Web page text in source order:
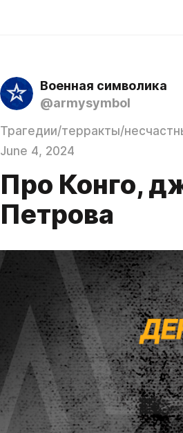
Военная символика
@armysymbol
Трагедии/терракты/
June 4, 2024
Про Конго,
Петрова